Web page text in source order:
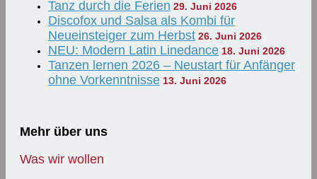
Tanz durch die Ferien 29. Juni 2026
Discofox und Salsa als Kombi für
Neueinsteiger zum Herbst 26. Juni 2026
NEU: Modern Latin Linedance 18. Juni 2026
Tanzen lernen 2026 – Neustart für Anfänger
ohne Vorkenntnisse 13. Juni 2026
Mehr über uns
Was wir wollen